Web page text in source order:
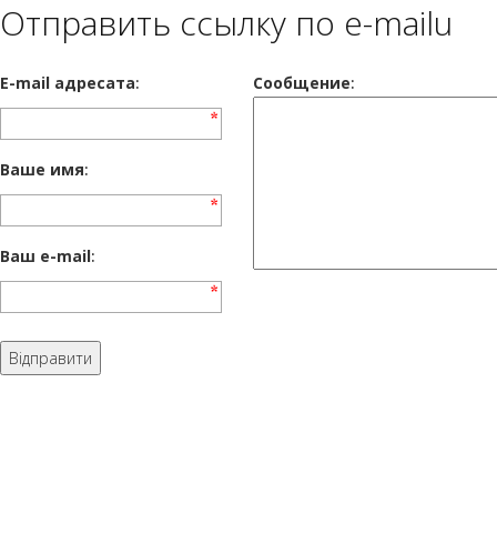
Отправить ссылку по e-mailu
E-mail адресата: Сообщение:
Ваше имя:
Ваш e-mail: